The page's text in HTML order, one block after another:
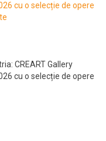
cu o selecție de opere
CREART Gallery
cu o selecție de opere